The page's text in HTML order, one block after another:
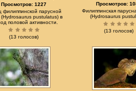
Просмотров: 1227
филиппинской парусной
pustulatus) в
половой активности.
(13 голосов)
Просмотров:
Филиппинская
(Hydrosaurus
(13 голосов)